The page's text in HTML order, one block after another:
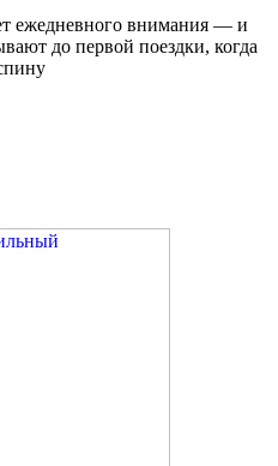
ежедневного внимания — и
до первой поездки, когда